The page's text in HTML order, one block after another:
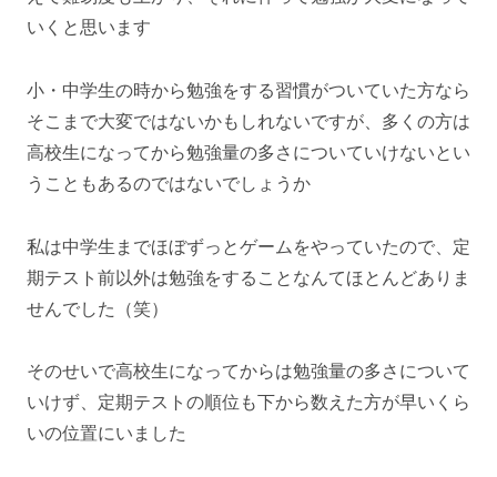
いくと思います
小・中学生の時から勉強をする習慣がついていた方なら
そこまで大変ではないかもしれないですが、多くの方は
高校生になってから勉強量の多さについていけないとい
うこともあるのではないでしょうか
私は中学生までほぼずっとゲームをやっていたので、定
期テスト前以外は勉強をすることなんてほとんどありま
せんでした（笑）
そのせいで高校生になってからは勉強量の多さについて
いけず、定期テストの順位も下から数えた方が早いくら
いの位置にいました